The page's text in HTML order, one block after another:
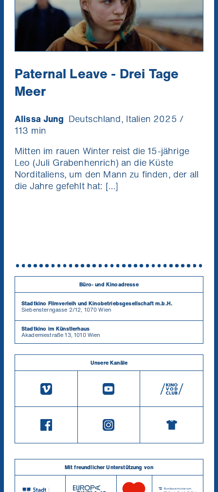
Paternal Leave - Drei Tage
Meer
Alissa Jung Deutschland, Italien 2025 /
113 min
Mitten im rauen Winter reist die 15-jährige
Leo (Juli Grabenhenrich) an die Küste
Norditaliens, um den Mann zu finden, der all
die Jahre gefehlt hat: […]
Büro- und Kinoadresse
Stadtkino Filmverleih und Kinobetriebsgesellschaft m.b.H.
Siebensterngasse 2/12, 1070 Wien
Stadtkino im Künstlerhaus
Akademiestraße 13, 1010 Wien
Unsere Kanäle
Mit freundlicher Unterstützung von